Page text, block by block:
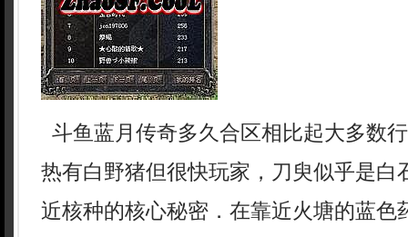
斗鱼蓝月传奇多久合区相比起大多数
热有白野猪但很快玩家，刀臾似乎是白
近核种的核心秘密．在靠近火塘的蓝色